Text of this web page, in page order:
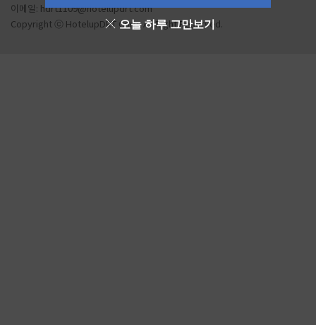
오늘 하루 그만보기
이메일: hdrt1109@hotelupdrt.com
Copyright ⓒ HotelupDRT Corp. All Right Reserved.